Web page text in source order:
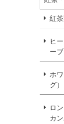
紅
ヒ
ー
ホ
グ）
ロ
カ